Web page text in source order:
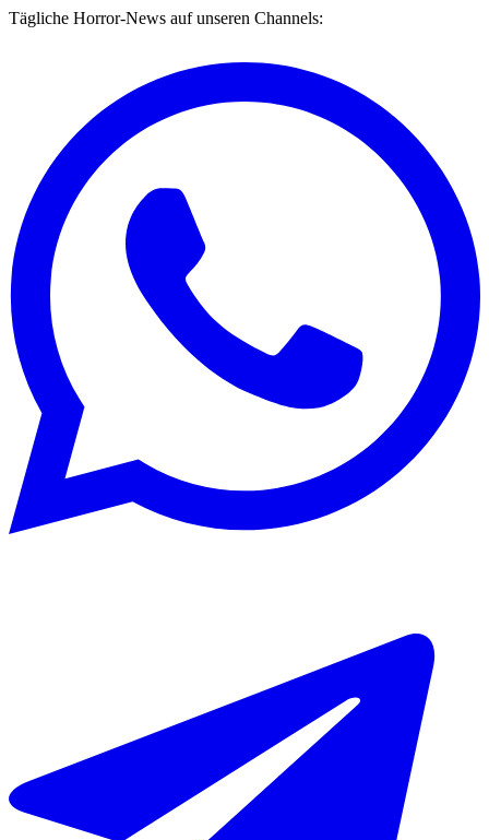
Tägliche Horror-News auf unseren Channels: